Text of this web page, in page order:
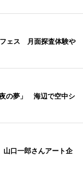
ェス 月面探査体験や
の夢」 海辺で空中シ
口一郎さんアート企